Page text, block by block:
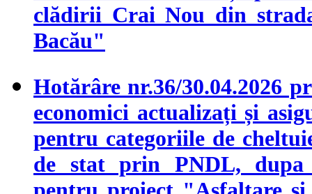
clădirii Crai Nou din
Bacău"
Hotărâre nr.36/30.04.2026
economici actualizați și
pentru categoriile de
de stat prin PNDL, dupa